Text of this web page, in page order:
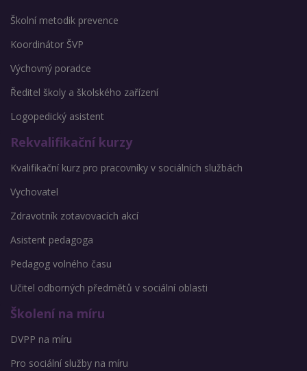
Školní metodik prevence
Koordinátor ŠVP
Výchovný poradce
Ředitel školy a školského zařízení
Logopedický asistent
Rekvalifikační kurzy
Kvalifikační kurz pro pracovníky v sociálních službách
Vychovatel
Zdravotník zotavovacích akcí
Asistent pedagoga
Pedagog volného času
Učitel odborných předmětů v sociální oblasti
Školení na míru
DVPP na míru
Pro sociální služby na míru